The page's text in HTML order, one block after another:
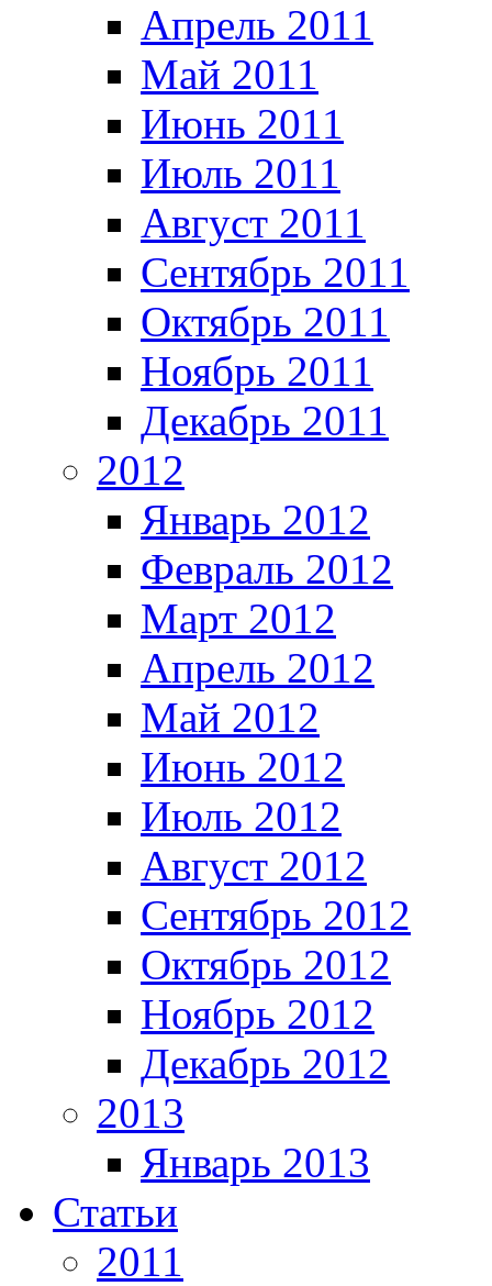
Апрель 2011
Май 2011
Июнь 2011
Июль 2011
Август 2011
Сентябрь 2011
Октябрь 2011
Ноябрь 2011
Декабрь 2011
2012
Январь 2012
Февраль 2012
Март 2012
Апрель 2012
Май 2012
Июнь 2012
Июль 2012
Август 2012
Сентябрь 2012
Октябрь 2012
Ноябрь 2012
Декабрь 2012
2013
Январь 2013
Статьи
2011